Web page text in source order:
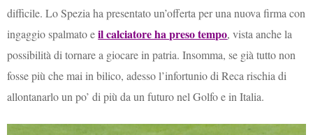
difficile. Lo Spezia ha presentato un’offerta per una nuova firma con
ingaggio spalmato eil calciatore ha preso tempo, vista anche la
possibilità di tornare a giocare in patria. Insomma, se già tutto non
fosse più che mai in bilico, adesso l’infortunio di Reca rischia di
allontanarlo un po’ di più da un futuro nel Golfo e in Italia.